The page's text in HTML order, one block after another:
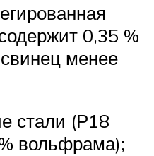
0,35 %
менее
стали (Р18
вольфрама);